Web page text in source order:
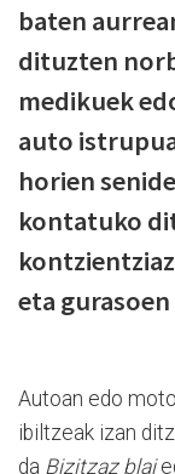
baten
dituzten
medikuek
auto
horien
kontatuko
eta
Autoan edo
ibiltzeak izan
da Bizitzaz blai